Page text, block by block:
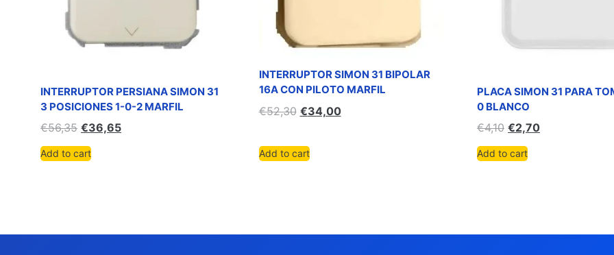
INTERRUPTOR PERSIANA SIMON 31
3 POSICIONES 1-0-2 MARFIL
€56,35 €36,65
Add to cart
INTERRUPTOR SIMON 31 BIPOLAR
16A CON PILOTO MARFIL
€52,30 €34,00
Add to cart
PLACA SIMON 31 PARA
0 BLANCO
€4,10 €2,70
Add to cart